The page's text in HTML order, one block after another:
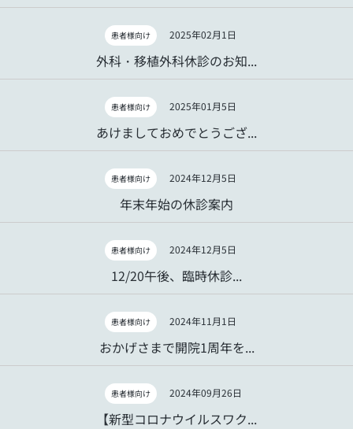
2025年02月1日
患者様向け
外科・移植外科休診のお知...
2025年01月5日
患者様向け
あけましておめでとうござ...
2024年12月5日
患者様向け
年末年始の休診案内
2024年12月5日
患者様向け
12/20午後、臨時休診...
2024年11月1日
患者様向け
おかげさまで開院1周年を...
2024年09月26日
患者様向け
【新型コロナウイルスワク...